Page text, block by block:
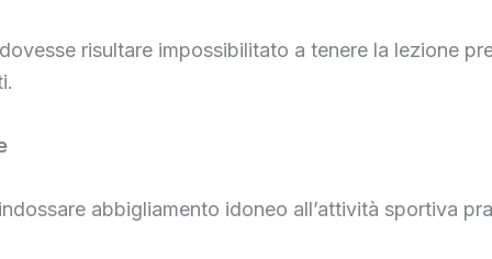
risultare impossibilitato a tenere la lezione
abbigliamento idoneo all’attività sportiva